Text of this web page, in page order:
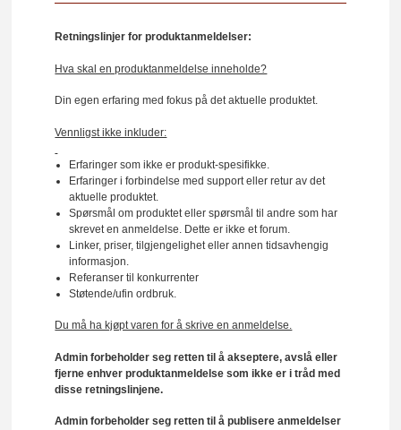
Retningslinjer for produktanmeldelser:
Hva skal en produktanmeldelse inneholde?
Din egen erfaring med fokus på det aktuelle produktet.
Vennligst ikke inkluder:
Erfaringer som ikke er produkt-spesifikke.
Erfaringer i forbindelse med support eller retur av det
aktuelle produktet.
Spørsmål om produktet eller spørsmål til andre som har
skrevet en anmeldelse. Dette er ikke et forum.
Linker, priser, tilgjengelighet eller annen tidsavhengig
informasjon.
Referanser til konkurrenter
Støtende/ufin ordbruk.
Du må ha kjøpt varen for å skrive en anmeldelse.
Admin forbeholder seg retten til å akseptere, avslå eller
fjerne enhver produktanmeldelse som ikke er i tråd med
disse retningslinjene.
Admin forbeholder seg retten til å publisere anmeldelser